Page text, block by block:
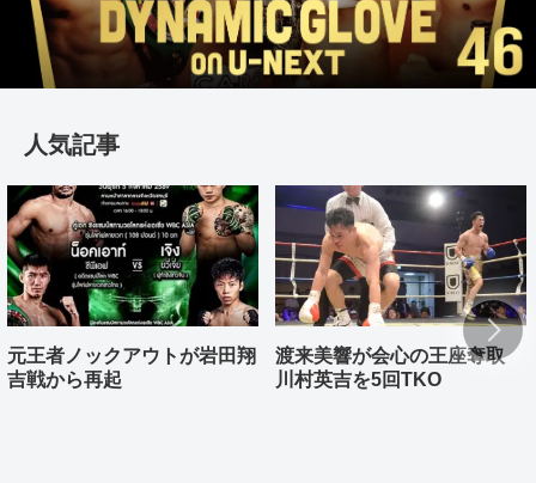
人気記事
元王者ノックアウトが岩田翔
吉戦から再起
渡来美響が会心の王座奪取
川村英吉を5回TKO